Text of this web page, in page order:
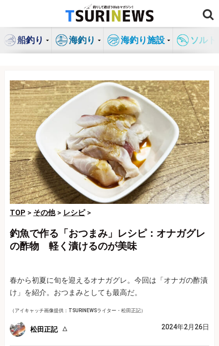
ン
船釣り 海釣り 海釣り施設 ソル
TOP > その他> レシピ>
釣魚で作る「おつまみ」レシピ：オナガグレ
の酢物 軽く漬けるのが美味
春から初夏に旬を迎えるオナガグレ。今回は「オナガの酢漬
け」を紹介。おつまみとしても最高だ。
（アイキャッチ画像提供：TSURINEWSライター・松田正記）
松田正記 2024年2月26日